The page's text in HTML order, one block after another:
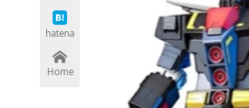
hatena
Home